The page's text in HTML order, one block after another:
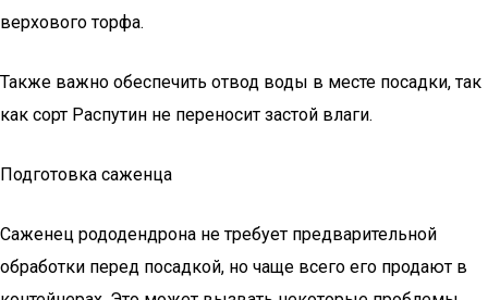
верхового торфа.
Также важно обеспечить отвод воды в месте посадки, так
как сорт Распутин не переносит застой влаги.
Подготовка саженца
Саженец рододендрона не требует предварительной
обработки перед посадкой, но чаще всего его продают в